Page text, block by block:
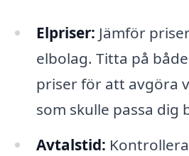
Elpriser: Jämför
elbolag. Titta på
priser för att avgöra
som skulle passa dig
Avtalstid: